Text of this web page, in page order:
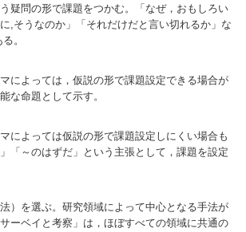
疑問の形で課題をつかむ。「なぜ，おもしろい
,そうなのか」「それだけだと言い切れるか」な
。
によっては，仮説の形で課題設定できる場合が
な命題として示す。
によっては仮説の形で課題設定しにくい場合も
「～のはずだ」という主張として，課題を設定
）を選ぶ。研究領域によって中心となる手法が
ーベイと考察」は，ほぼすべての領域に共通の